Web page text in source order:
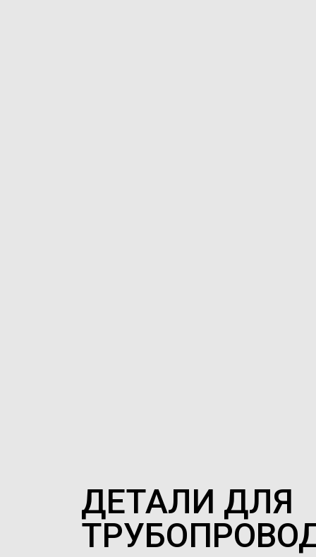
ДЕТАЛИ ДЛЯ